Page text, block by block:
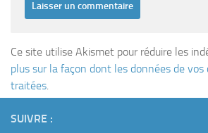
Ce site utilise Akismet pour réduire les
plus sur la façon dont les données de
traitées
SUIVRE :